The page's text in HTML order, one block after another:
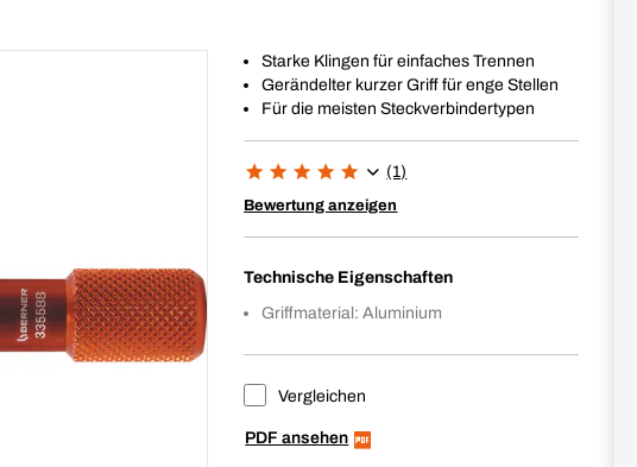
Starke Klingen für einfaches Trennen
Gerändelter kurzer Griff für enge Stellen
Für die meisten Steckverbindertypen
(1)
Bewertung anzeigen
Technische Eigenschaften
Griffmaterial: Aluminium
Vergleichen
PDF ansehen